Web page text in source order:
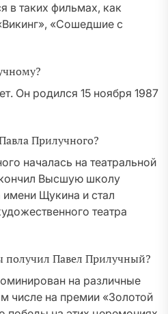
в таких фильмах, как
«Сошедшие с
Он родился 15 ноября 1987
Прилучного?
началась на театральной
Высшую школу
имени Щукина и стал
театра
получил Павел Прилучный?
на различные
числе на премии «Золотой